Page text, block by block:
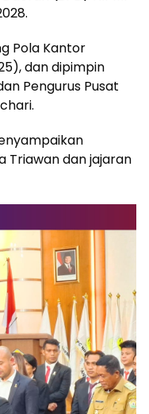
Pola Kantor
dan dipimpin
Pengurus Pusat
Triawan dan jajaran